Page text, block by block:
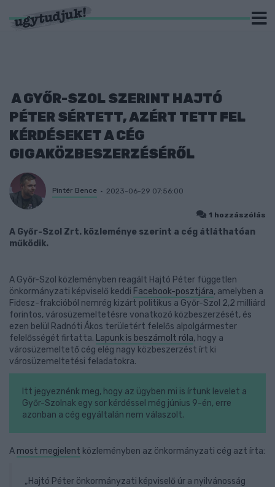
A GYŐR-SZOL SZERINT HAJTÓ
PÉTER SÉRTETT, AZÉRT TETT FEL
KÉRDÉSEKET A CÉG
GIGAKÖZBESZERZÉSÉRŐL
Pintér Bence 2023-06-29 07:56:00
1 hozzászólás
A Győr-Szol Zrt. közleménye szerint a cég átláthatóan
működik.
A Győr-Szol közleményben reagált Hajtó Péter független
önkormányzati képviselő keddi Facebook-posztjára, amelyben a
Fidesz-frakcióból nemrég kizárt politikus a Győr-Szol 2,2 milliárd
forintos, városüzemeltetésre vonatkozó közbeszerzését, és
ezen belül Radnóti Ákos területért felelős alpolgármester
felelősségét firtatta. Lapunk is beszámolt róla, hogy a
városüzemeltető cég elég nagy közbeszerzést írt ki
városüzemeltetési feladatokra.
Itt jegyeznénk meg, hogy az ügyben mi is írtunk levelet a
Győr-Szolnak egy sor kérdéssel még június 9-én, erre
azonban a cég egyáltalán nem válaszolt.
A most megjelent közleményben az önkormányzati cég azt írta:
„Hajtó Péter önkormányzati képviselő úr a nyilvánosság